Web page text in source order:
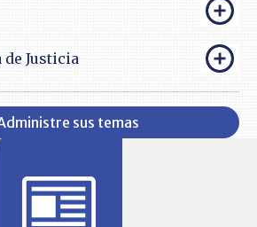
de Justicia
sus temas